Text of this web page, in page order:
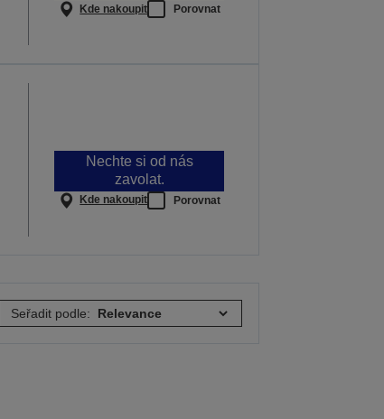
Kde nakoupit Porovnat
Nechte si od nás
zavolat.
Kde nakoupit Porovnat
Seřadit podle: